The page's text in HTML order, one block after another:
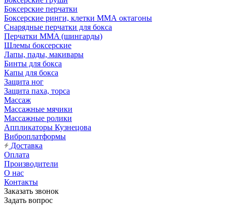
Боксерские перчатки
Боксерские ринги, клетки ММА октагоны
Снарядные перчатки для бокса
Перчатки MMA (шингарды)
Шлемы боксерские
Лапы, пады, макивары
Бинты для бокса
Капы для бокса
Защита ног
Защита паха, торса
Массаж
Массажные мячики
Массажные ролики
Аппликаторы Кузнецова
Виброплатформы
Доставка
Оплата
Производители
О нас
Контакты
Заказать звонок
Задать вопрос